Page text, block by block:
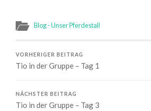
Blog - Unser Pferdestall
VORHERIGER BEITRAG
Tio in der Gruppe – Tag 1
NÄCHSTER BEITRAG
Tio in der Gruppe – Tag 3